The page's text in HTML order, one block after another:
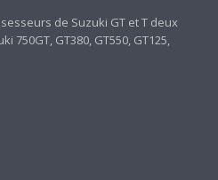
de Suzuki GT et T deux
750GT, GT380, GT550, GT125,